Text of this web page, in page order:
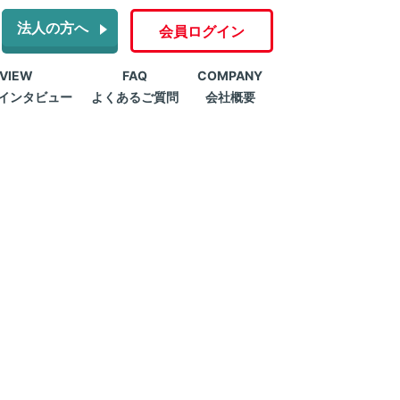
法人の方へ 会員ログイン
ンタビュー
FAQ
よくあるご質問
COMPANY
会社概要